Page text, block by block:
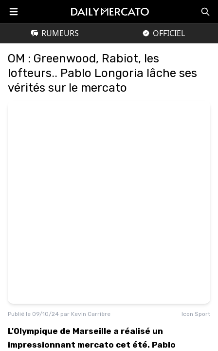
RUMEURS OFFICIEL
OM : Greenwood, Rabiot, les
lofteurs.. Pablo Longoria lâche ses
vérités sur le mercato
Publié le 09/10/24 par Kevin Carrière Icon Sport
L'Olympique de Marseille a réalisé un
impressionnant mercato cet été. Pablo